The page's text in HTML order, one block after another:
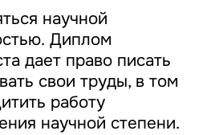
научной
Диплом
дает право писать
свои труды, в том
работу
научной степени.